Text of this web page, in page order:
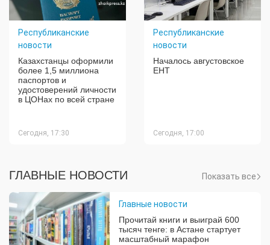
Республиканские
новости
Казахстанцы оформили
более 1,5 миллиона
паспортов и
удостоверений личности
в ЦОНах по всей стране
Сегодня, 17:30
Республиканские
новости
Началось августовское
ЕНТ
Сегодня, 17:00
ГЛАВНЫЕ НОВОСТИ Показать все
Главные новости
Прочитай книги и выиграй 600
тысяч тенге: в Астане стартует
масштабный марафон